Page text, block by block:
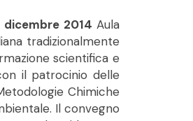
dicembre 2014Aula
tradizionalmente
scientifica e
il patrocinio delle
Chimiche
Il convegno